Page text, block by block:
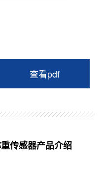
查看pdf
传感器产品介绍